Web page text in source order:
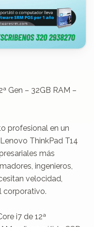
Gen – 32GB RAM –
profesional en un
ThinkPad T14
más
ingenieros,
velocidad,
corporativo.
i7 de 12ª